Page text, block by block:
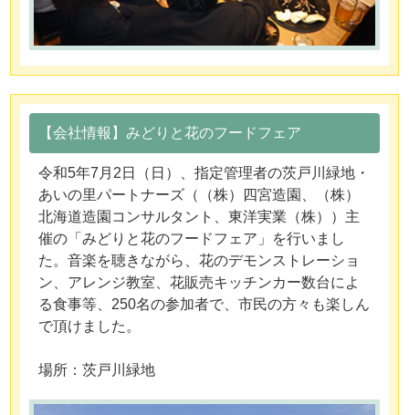
【会社情報】みどりと花のフードフェア
令和5年7月2日（日）、指定管理者の茨戸川緑地・
あいの里パートナーズ（（株）四宮造園、（株）
北海道造園コンサルタント、東洋実業（株））主
催の「みどりと花のフードフェア」を行いまし
た。音楽を聴きながら、花のデモンストレーショ
ン、アレンジ教室、花販売キッチンカー数台によ
る食事等、250名の参加者で、市民の方々も楽しん
で頂けました。
場所：茨戸川緑地